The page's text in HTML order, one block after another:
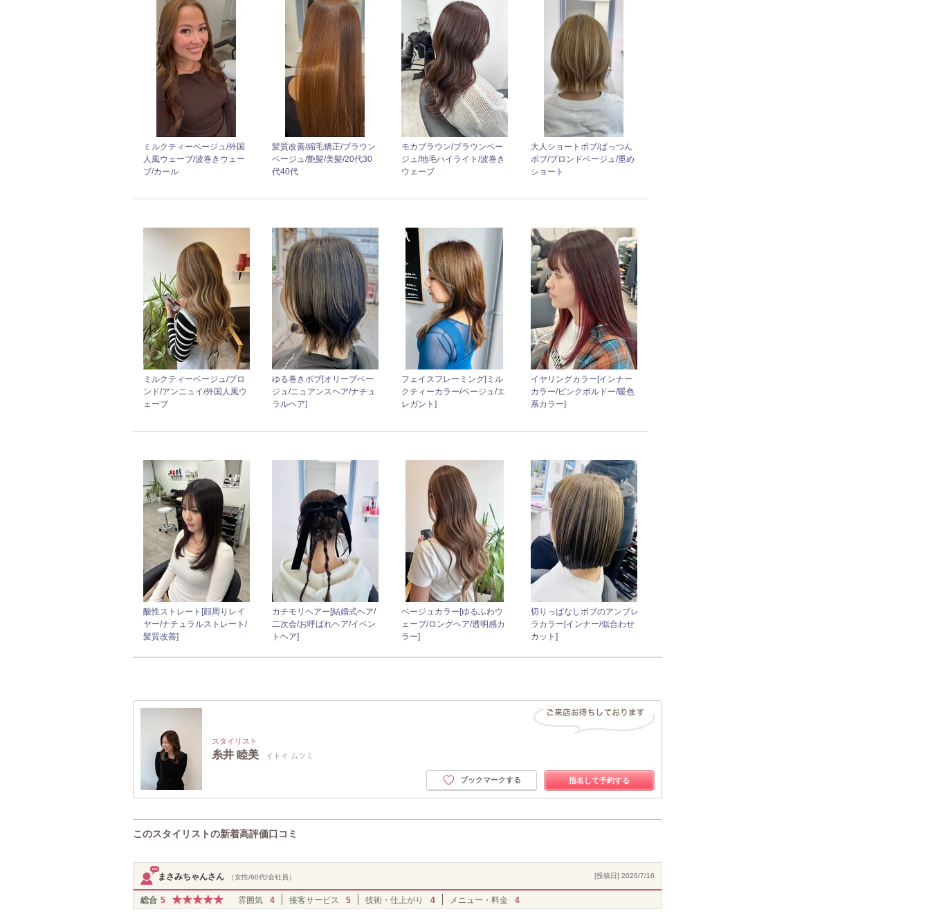
ミルクティーベージュ/外国
人風ウェーブ/波巻きウェー
ブ/カール
髪質改善/縮毛矯正/ブラウン
ベージュ/艶髪/美髪/20代30
代40代
モカブラウン/ブラウンベー
ジュ/地毛ハイライト/波巻き
ウェーブ
大人ショートボブ/ぱっつん
ボブ/ブロンドベージュ/重め
ショート
ミルクティーベージュ/ブロ
ンド/アンニュイ/外国人風ウ
ェーブ
ゆる巻きボブ[オリーブベー
ジュ/ニュアンスヘア/ナチュ
ラルヘア]
フェイスフレーミング[ミル
クティーカラー/ベージュ/エ
レガント]
イヤリングカラー[インナー
カラー/ピンクボルドー/暖色
系カラー]
酸性ストレート[顔周りレイ
ヤー/ナチュラルストレート/
髪質改善]
カチモリヘアー[結婚式ヘア/
二次会/お呼ばれヘア/イベン
トヘア]
ベージュカラー[ゆるふわウ
ェーブ/ロングヘア/透明感カ
ラー]
切りっぱなしボブのアンブレ
ラカラー[インナー/似合わせ
カット]
スタイリスト
糸井 睦美 イトイ ムツミ
指名して予約する
ブックマークする
このスタイリストの新着高評価口コミ
まさみちゃんさん （女性/60代/会社員） [投稿日] 2026/7/16
総合 5 雰囲気 4 接客サービス 5 技術・仕上がり 4 メニュー・料金 4